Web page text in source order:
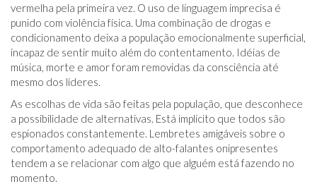
vermelha pela primeira vez. O uso de linguagem imprecisa é
punido com violência física. Uma combinação de drogas e
condicionamento deixa a população emocionalmente superficial,
incapaz de sentir muito além do contentamento. Idéias de
música, morte e amor foram removidas da consciência até
mesmo dos líderes.
As escolhas de vida são feitas pela população, que desconhece
a possibilidade de alternativas. Está implícito que todos são
espionados constantemente. Lembretes amigáveis ​​sobre o
comportamento adequado de alto-falantes onipresentes
tendem a se relacionar com algo que alguém está fazendo no
momento.